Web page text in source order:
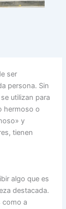
ser
persona. Sin
utilizan para
hermoso o
y
tienen
algo que es
destacada.
como a